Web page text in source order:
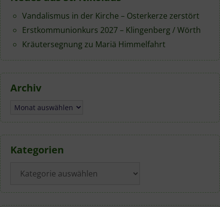
Vandalismus in der Kirche – Osterkerze zerstört
Erstkommunionkurs 2027 – Klingenberg / Wörth
Kräutersegnung zu Mariä Himmelfahrt
Archiv
Archiv
Kategorien